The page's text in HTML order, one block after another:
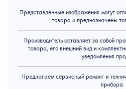
Представленные изображения могут
товара и предназначены
Производитель оставляет за собой
товара, его внешний вид и
уведомления
Предлагаем сервисный ремонт и
прибора